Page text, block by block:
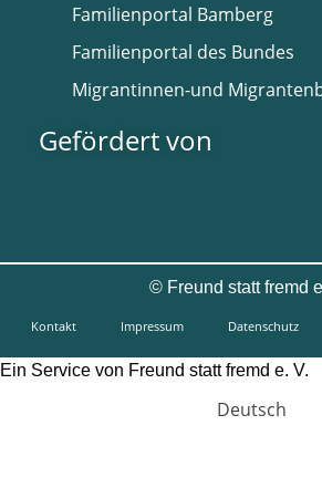
Familienportal Bamberg
Familienportal des Bundes
Migrantinnen-und
Gefördert von
©Freund statt fremd
Kontakt Impressum Datenschutz
Ein Service von Freund statt fremd e. V.
Deutsch